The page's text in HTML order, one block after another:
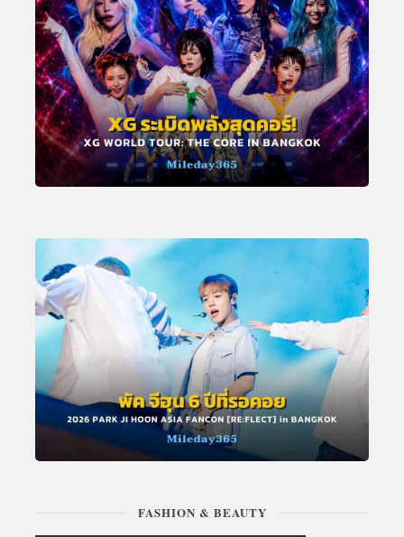
FASHION & BEAUTY